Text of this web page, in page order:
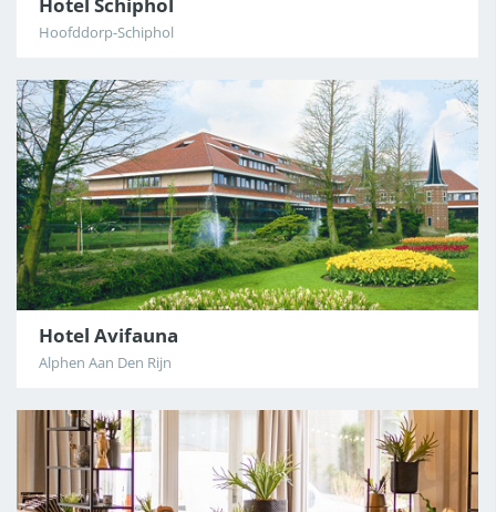
Hoofddorp-Schiphol
Hotel Avifauna
Alphen Aan Den Rijn